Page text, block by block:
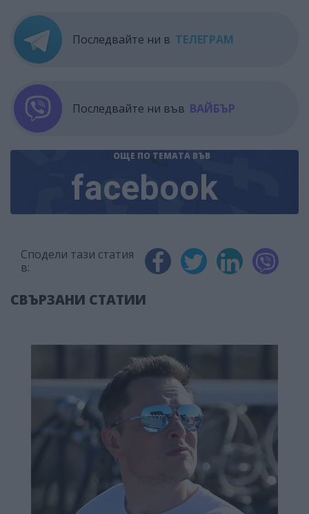
Последвайте ни в ТЕЛЕГРАМ
Последвайте ни във ВАЙБЪР
ОЩЕ ПО ТЕМАТА ВЪВ
facebook
Сподели тази статия
в:
СВЪРЗАНИ СТАТИИ